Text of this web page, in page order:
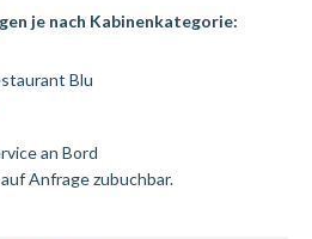
je nach Kabinenkategorie:
Blu
an Bord
Anfrage zubuchbar.